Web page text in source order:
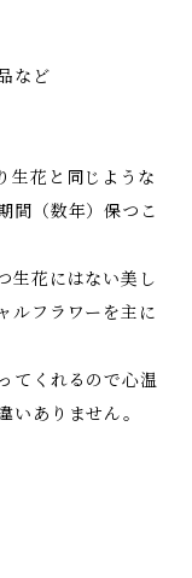
など
生花と同じような
間（数年）保つこ
生花にはない美し
ルフラワーを主に
てくれるので心温
いありません。